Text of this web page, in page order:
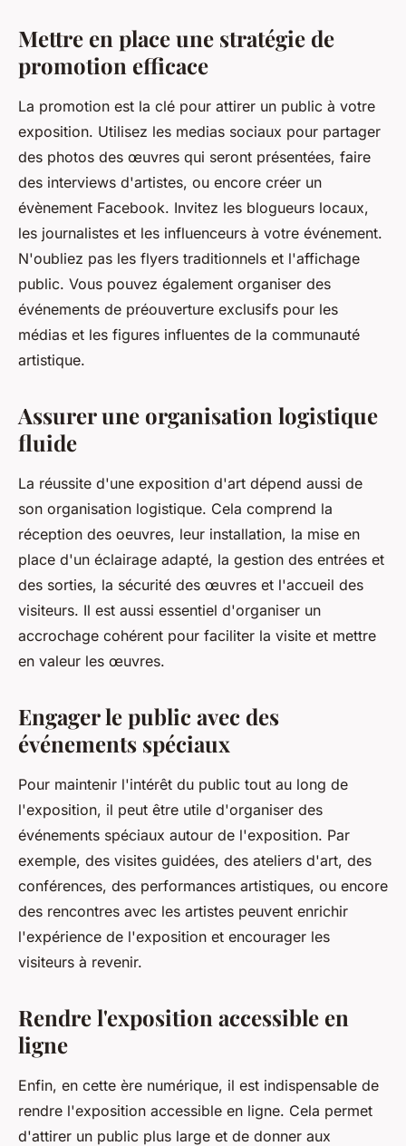
Mettre en place une stratégie de
promotion efficace
La promotion est la clé pour attirer un public à votre
exposition. Utilisez les medias sociaux pour partager
des photos des œuvres qui seront présentées, faire
des interviews d'artistes, ou encore créer un
évènement Facebook. Invitez les blogueurs locaux,
les journalistes et les influenceurs à votre événement.
N'oubliez pas les flyers traditionnels et l'affichage
public. Vous pouvez également organiser des
événements de préouverture exclusifs pour les
médias et les figures influentes de la communauté
artistique.
Assurer une organisation logistique
fluide
La réussite d'une exposition d'art dépend aussi de
son organisation logistique. Cela comprend la
réception des oeuvres, leur installation, la mise en
place d'un éclairage adapté, la gestion des entrées et
des sorties, la sécurité des œuvres et l'accueil des
visiteurs. Il est aussi essentiel d'organiser un
accrochage cohérent pour faciliter la visite et mettre
en valeur les œuvres.
Engager le public avec des
événements spéciaux
Pour maintenir l'intérêt du public tout au long de
l'exposition, il peut être utile d'organiser des
événements spéciaux autour de l'exposition. Par
exemple, des visites guidées, des ateliers d'art, des
conférences, des performances artistiques, ou encore
des rencontres avec les artistes peuvent enrichir
l'expérience de l'exposition et encourager les
visiteurs à revenir.
Rendre l'exposition accessible en
ligne
Enfin, en cette ère numérique, il est indispensable de
rendre l'exposition accessible en ligne. Cela permet
d'attirer un public plus large et de donner aux